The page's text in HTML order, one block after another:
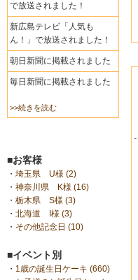
で放送されました！
新広島テレビ「人気も
ん！」で放送されました！
朝日新聞に掲載されました
毎日新聞に掲載されました
>>続きを読む
■お客様
・ 埼玉県 U様 (2)
・ 神奈川県 K様 (16)
・ 栃木県 S様 (3)
・ 北海道 I様 (3)
・ その他記念日 (10)
■イベント別
・ 1歳の誕生日ケーキ (660)